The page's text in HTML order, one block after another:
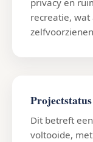
privacy en
recreatie, wat
Projectstatus
Dit betreft
voltooide,